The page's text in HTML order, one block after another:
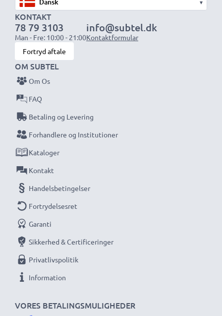
▾
KONTAKT
78 79 3103
Man - Fre: 10:00 - 21:00
info@subtel.dk
Kontaktformular
Fortryd aftale
VORES BETALINGSMULIGHEDER
OM SUBTEL
Om Os
FAQ
Betaling og Levering
Forhandlere og Institutioner
Kataloger
Kontakt
Handelsbetingelser
Fortrydelsesret
Garanti
Sikkerhed & Certificeringer
Privatlivspolitik
Information